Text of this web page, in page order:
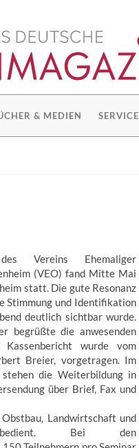
& MEDIEN SERVICE
Vereins Ehemaliger
(VEO) fand Mitte Mai
statt. Die gute Resonanz
Stimmung und Identifikation
deutlich sichtbar wurde.
begrüßte die anwesenden
wurde vom
Breier, vorgetragen. Im
die Weiterbildung in
über Brief, Fax und
Landwirtschaft und
bedient. Bei den